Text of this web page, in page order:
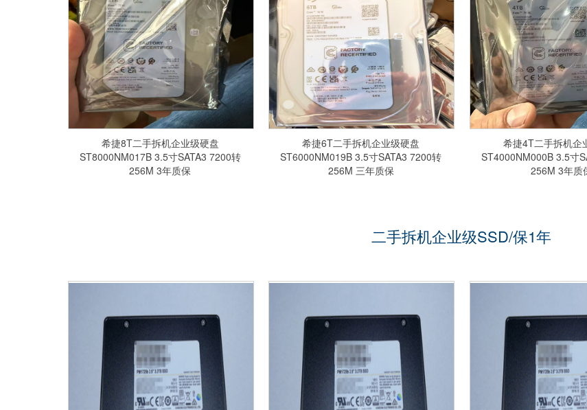
希捷8T二手拆机企业级硬盘
ST8000NM017B 3.5寸SATA3 7200转
256M 3年质保
希捷6T二手拆机企业级硬盘
ST6000NM019B 3.5寸SATA3 7200转
256M 三年质保
希捷4T二手拆机企
ST4000NM000B 3.5寸
256M 3年质
二手拆机企业级SSD/保1年